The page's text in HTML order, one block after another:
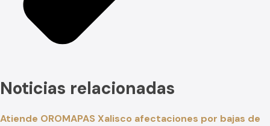
Noticias relacionadas
Atiende OROMAPAS Xalisco afectaciones por bajas de